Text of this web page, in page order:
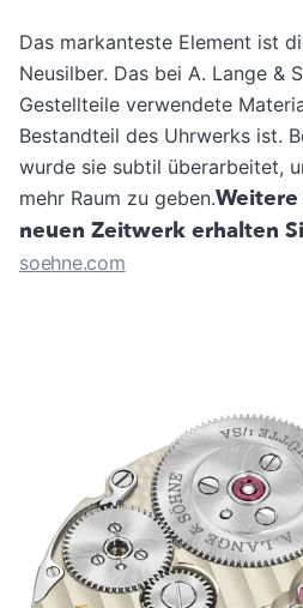
Das markanteste Element ist
Neusilber. Das bei A. Lange &
Gestellteile verwendete
Bestandteil des Uhrwerks ist.
wurde sie subtil überarbeitet,
mehr Raum zu geben.
neuen Zeitwerk erhalten
soehne.com